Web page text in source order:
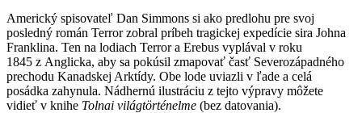
Americký spisovateľ Dan Simmons si ako predlohu pre svoj
posledný román Terror zobral príbeh tragickej expedície sira Johna
Franklina. Ten na lodiach Terror a Erebus vyplával v roku
1845 z Anglicka, aby sa pokúsil zmapovať časť Severozápadného
prechodu Kanadskej Arktídy. Obe lode uviazli v ľade a celá
posádka zahynula. Nádhernú ilustráciu z tejto výpravy môžete
vidieť v knihe Tolnai világtörténelme (bez datovania).